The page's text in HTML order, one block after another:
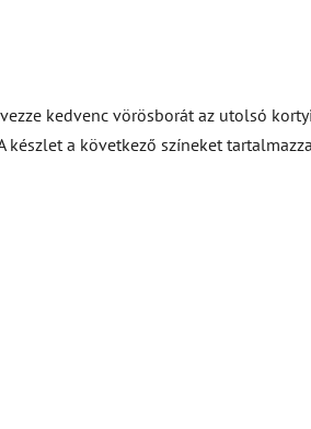
kedvenc vörösborát az utolsó
a következő színeket